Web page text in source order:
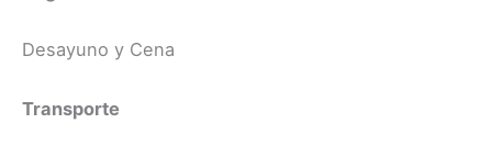
Desayuno y Cena
Transporte